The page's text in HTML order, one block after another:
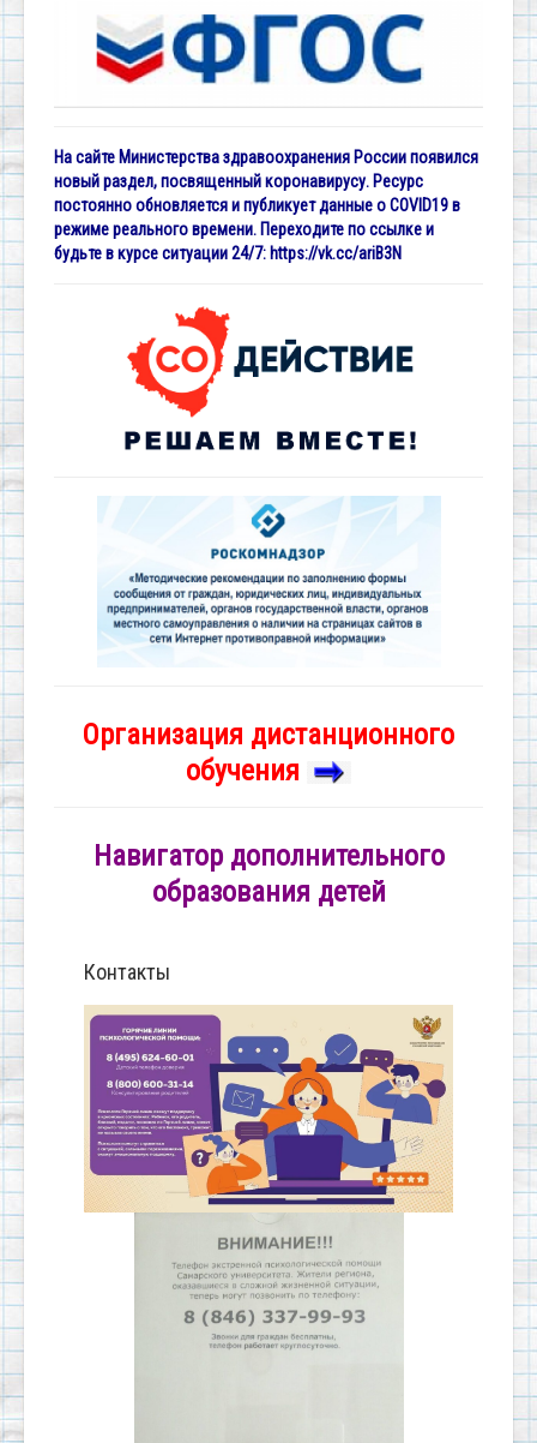
На сайте Министерства здравоохранения России появился
новый раздел, посвященный коронавирусу. Ресурс
постоянно обновляется и публикует данные о COVID19 в
режиме реального времени. Переходите по ссылке и
будьте в курсе ситуации 24/7: https://vk.cc/ariB3N
Организация дистанционного
обучения
Навигатор дополнительного
образования детей
Контакты